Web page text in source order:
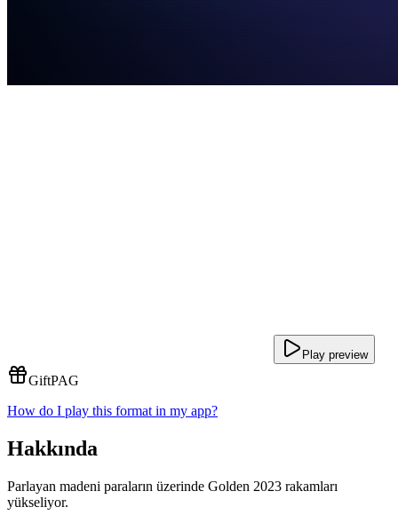
Play preview
GiftPAG
How do I play this format in my app?
Hakkında
Parlayan madeni paraların üzerinde Golden 2023 rakamları
yükseliyor.